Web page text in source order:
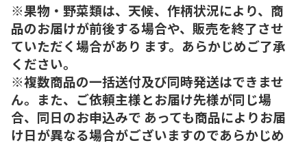
※果物・野菜類は、天候、作柄状況により、商
品のお届けが前後する場合や、販売を終了させ
ていただく場合があり ます。あらかじめご了承
ください。
※複数商品の一括送付及び同時発送はできませ
ん。また、ご依頼主様とお届け先様が同じ場
合、同日のお申込みで あっても商品によりお届
け日が異なる場合がございますのであらかじめ